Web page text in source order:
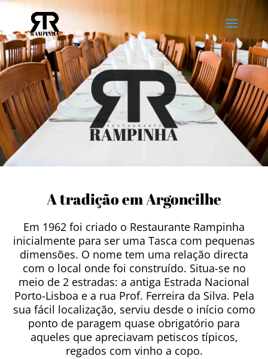
A tradição em Argoncilhe
Em 1962 foi criado o Restaurante Rampinha
inicialmente para ser uma Tasca com pequenas
dimensões. O nome tem uma relação directa
com o local onde foi construído. Situa-se no
meio de 2 estradas: a antiga Estrada Nacional
Porto-Lisboa e a rua Prof. Ferreira da Silva. Pela
sua fácil localização, serviu desde o início como
ponto de paragem quase obrigatório para
aqueles que apreciavam petiscos típicos,
regados com vinho a copo.